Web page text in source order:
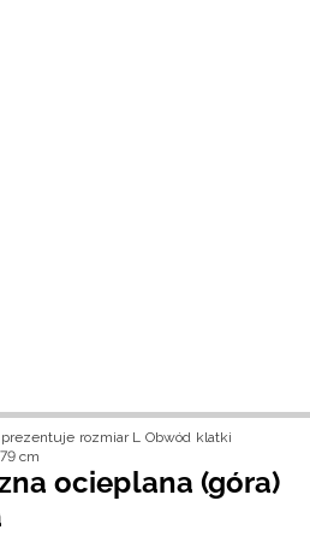
rozmiar L Obwód klatki
cm
ocieplana (góra)